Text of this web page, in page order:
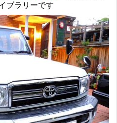
ブラリーです